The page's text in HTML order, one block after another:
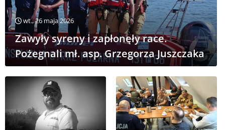
wt., 26 maja 2026
Zawyły syreny i zapłonęły race.
Pożegnali mł. asp. Grzegorza Juszczaka